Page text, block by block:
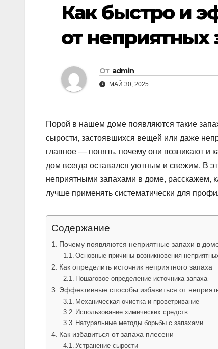
Как быстро и
от неприятных
От admin
МАЙ 30, 2025
Порой в нашем доме появляются такие
сырости, застоявшихся вещей или даже
главное — понять, почему они возникают и
дом всегда оставался уютным и свежим. В
неприятными запахами в доме, расскажем,
лучше применять систематически для
Содержание
Почему появляются неприятные запахи в
Основные причины возникновения
Как определить источник неприятного запаха
Пошаговое определение источника запаха
Эффективные способы избавиться от
Механическая очистка и проветривание
Использование химических средств
Натуральные методы борьбы с запахами
Как избавиться от запаха плесени
Устранение сырости